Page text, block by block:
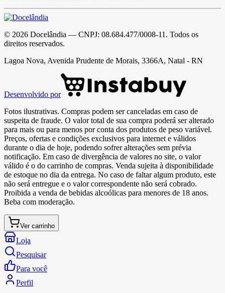
© 2026 Docelândia — CNPJ: 08.684.477/0008-11 . Todos os
direitos reservados.
Lagoa Nova, Avenida Prudente de Morais, 3366A, Natal - RN
Desenvolvido por
Fotos ilustrativas. Compras podem ser canceladas em caso de
suspeita de fraude. O valor total de sua compra poderá ser alterado
para mais ou para menos por conta dos produtos de peso variável.
Preços, ofertas e condições exclusivos para internet e válidos
durante o dia de hoje, podendo sofrer alterações sem prévia
notificação. Em caso de divergência de valores no site, o valor
válido é o do carrinho de compras. Venda sujeita à disponibilidade
de estoque no dia da entrega. No caso de faltar algum produto, este
não será entregue e o valor correspondente não será cobrado.
Proibida a venda de bebidas alcoólicas para menores de 18 anos.
Beba com moderação.
Ver carrinho
Loja
Pesquisar
Para você
Perfil